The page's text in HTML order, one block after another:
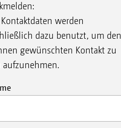
werden
dazu benutzt, um den
gewünschten Kontakt zu
aufzunehmen.